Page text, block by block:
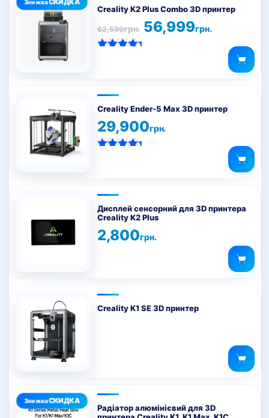
Creality K2 Plus Combo 3D принтер
62,599грн.
Оригінальна
ціна:
62,599грн..
56,999грн.
Поточна
ціна:
56,999грн..
Creality Ender-5 Max 3D принтер
29,900грн.
Дисплей сенсорний для 3D принтера
Creality K2 Plus
2,800грн.
Creality K1 SE 3D принтер
Радіатор алюмінієвий для 3D